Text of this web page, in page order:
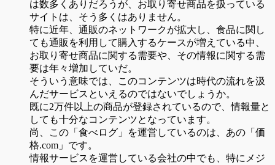
は数多くありだろうが、お取り寄せ商品を扱っている
サイトは、そう多くはありません。
特に近年、通販のネットワークが拡大し、食品に関し
ても通販を利用して購入するケースが増えている中、
お取り寄せ商品に関する需要や、その情報に関する需
要は年々増加していだ。
そういう意味では、このコンテンツは時代の流れを汲
んだサービスといえるのではないでしょうか。
既に2万件以上の商品が登録されているので、情報量と
しても十分なコンテンツとなっています。
尚、この「食べログ」を運営しているのは、あの「価
格.com」です。
情報サービスを運営している会社の中でも、特にメジ